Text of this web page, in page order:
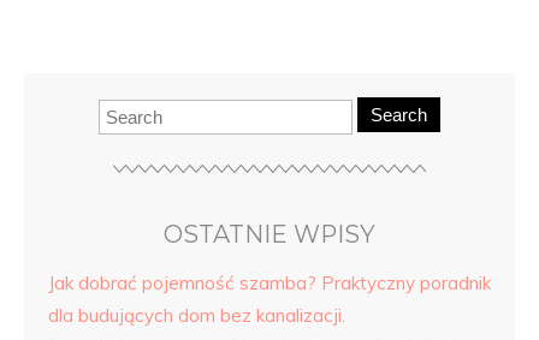
Search
OSTATNIE WPISY
Jak dobrać pojemność szamba? Praktyczny poradnik
dla budujących dom bez kanalizacji.